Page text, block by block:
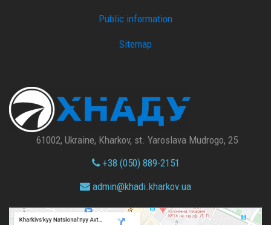
Public information
Sitemap
61002, Ukraine, Kharkov, st. Yaroslava Mudrogo, 25
+38 (050) 889-2151
admin@khadi.kharkov.ua